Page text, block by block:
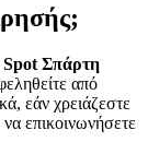
Σπάρτη
από
εάν χρειάζεστε
επικοινωνήσετε